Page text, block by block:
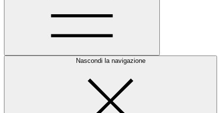
Nascondi la navigazione